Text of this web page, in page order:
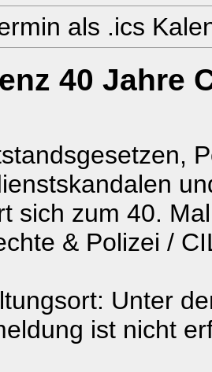
als .ics
40 Jahre
sich zum 40.
& Polizei /
Unter
ist nicht